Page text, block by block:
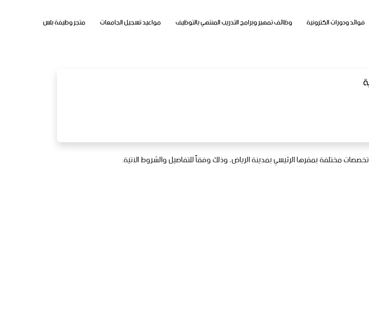
فوائد ودورات الكترونية وظائف تمهير وبرامج التدريب المنتهي بالتوظيف مواعيد تسجيل الجامعات متجر وظيفة بلس
مختلفة بمقرها الرئيسي بمدينة الرياض، وذلك وفقاً للتفاصيل والشروط الآتية.